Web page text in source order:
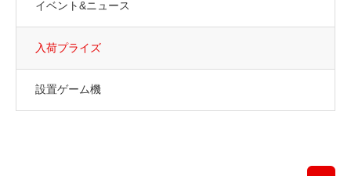
イベント&ニュース
入荷プライズ
設置ゲーム機